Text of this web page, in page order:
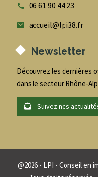
06 61 90 44 23
accueil@lpi38.fr
Newsletter
Découvrez les dernières
dans le secteur Rhône-
Suivez nos
@2026 - LPI - Conseil en